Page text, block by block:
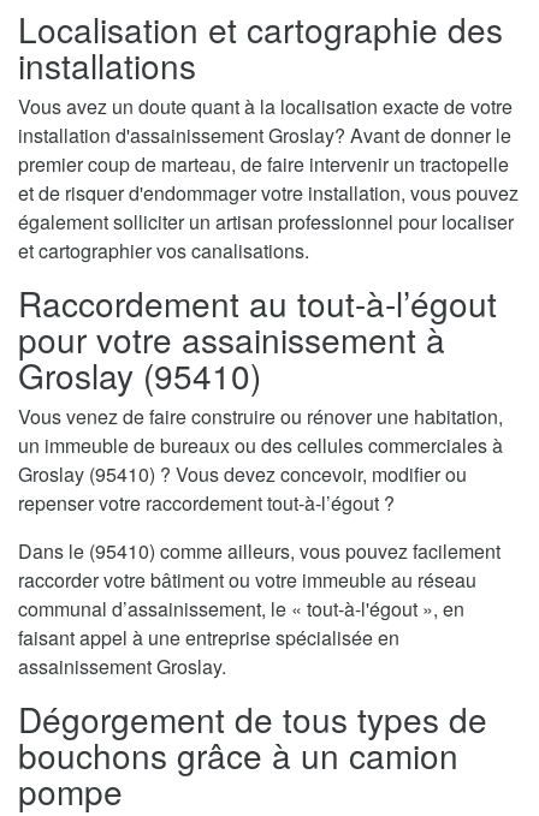
Localisation et cartographie des
installations
Vous avez un doute quant à la localisation exacte de votre
installation d'assainissement Groslay? Avant de donner le
premier coup de marteau, de faire intervenir un tractopelle
et de risquer d'endommager votre installation, vous pouvez
également solliciter un artisan professionnel pour localiser
et cartographier vos canalisations.
Raccordement au tout-à-l’égout
pour votre assainissement à
Groslay (95410)
Vous venez de faire construire ou rénover une habitation,
un immeuble de bureaux ou des cellules commerciales à
Groslay (95410) ? Vous devez concevoir, modifier ou
repenser votre raccordement tout-à-l’égout ?
Dans le (95410) comme ailleurs, vous pouvez facilement
raccorder votre bâtiment ou votre immeuble au réseau
communal d’assainissement, le « tout-à-l'égout », en
faisant appel à une entreprise spécialisée en
assainissement Groslay.
Dégorgement de tous types de
bouchons grâce à un camion
pompe